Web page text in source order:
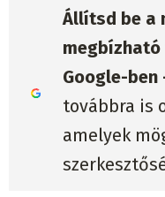
Állítsd be a
Google-ben
továbbra is
amelyek